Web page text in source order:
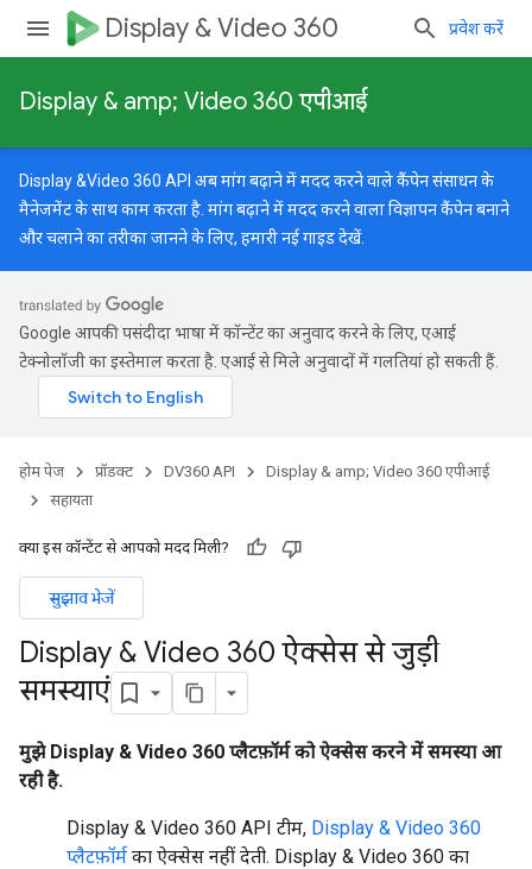
Display & Video 360 प्रवेश करें
Display & amp; Video 360 एपीआई
Display &Video 360 API अब मांग बढ़ाने में मदद करने वाले कैंपेन संसाधन के
मैनेजमेंट के साथ काम करता है. मांग बढ़ाने में मदद करने वाला विज्ञापन कैंपेन बनाने
और चलाने का तरीका जानने के लिए, हमारीनई गाइडदेखें.
Google आपकी पसंदीदा भाषा में कॉन्टेंट का अनुवाद करने के लिए, एआई
टेक्नोलॉजी का इस्तेमाल करता है. एआई से मिले अनुवादों में गलतियां हो सकती हैं.
होम पेज प्रॉडक्ट DV360 API
Display & amp; Video 360 एपीआई
सहायता
क्या इस कॉन्टेंट से आपको मदद मिली?
सुझाव भेजें
Display & Video 360 ऐक्सेस से जुड़ी
समस्याएं
मुझे Display & Video 360 प्लैटफ़ॉर्म को ऐक्सेस करने में समस्या आ
रही है.
Display & Video 360 API टीम, Display & Video 360
प्लैटफ़ॉर्म का ऐक्सेस नहीं देती. Display & Video 360 का